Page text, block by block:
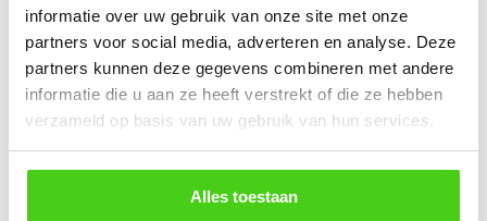
informatie over uw gebruik van onze site met onze
partners voor social media, adverteren en analyse. Deze
partners kunnen deze gegevens combineren met andere
informatie die u aan ze heeft verstrekt of die ze hebben
verzameld op basis van uw gebruik van hun services.
Alles toestaan
Winkelwagen
Geen producten in de winkelwagen.
֍ Groot aanbod & scherpe prijzen!
֍ Deskundig advies en gratis proefstukjes.
֍ Verzending in Nederland, België en Duitsland.